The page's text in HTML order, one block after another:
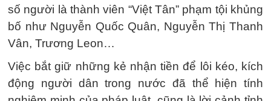
số người là thành viên “Việt Tân” phạm tội khủng
bố như Nguyễn Quốc Quân, Nguyễn Thị Thanh
Vân, Trương Leon…
Việc bắt giữ những kẻ nhận tiền để lôi kéo, kích
động người dân trong nước đã thể hiện tính